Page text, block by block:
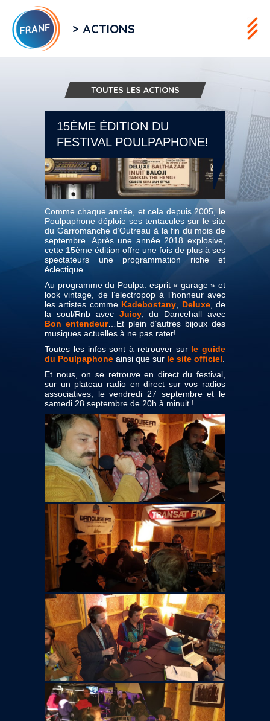
> ACTIONS
TOUTES LES ACTIONS
15ÈME ÉDITION DU
FESTIVAL POULPAPHONE!
Comme chaque année, et cela depuis 2005, le
Poulpaphone déploie ses tentacules sur le site
du Garromanche d’Outreau à la fin du mois de
septembre. Après une année 2018 explosive,
cette 15ème édition offre une fois de plus à ses
spectateurs une programmation riche et
éclectique.
Au programme du Poulpa: esprit « garage » et
look vintage, de l’electropop à l’honneur avec
les artistes comme Kadebostany Deluxe, de
la soul/Rnb avec Juicy, du Dancehall avec
Bon entendeur…Et plein d’autres bijoux des
musiques actuelles à ne pas rater!
Toutes les infos sont à retrouver sur le guide
du Poulpaphone ainsi que sur le site officiel
Et nous, on se retrouve en direct du festival,
sur un plateau radio en direct sur vos radios
associatives, le vendredi 27 septembre et le
samedi 28 septembre de 20h à minuit !